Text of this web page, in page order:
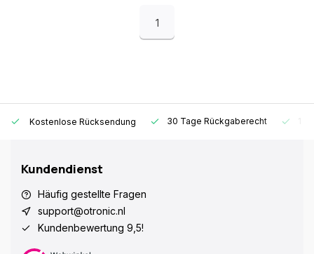
1
Kostenlose Rücksendung 30 Tage Rückgaberecht 1
Kundendienst
Häufig gestellte Fragen
support@otronic.nl
Kundenbewertung 9,5!